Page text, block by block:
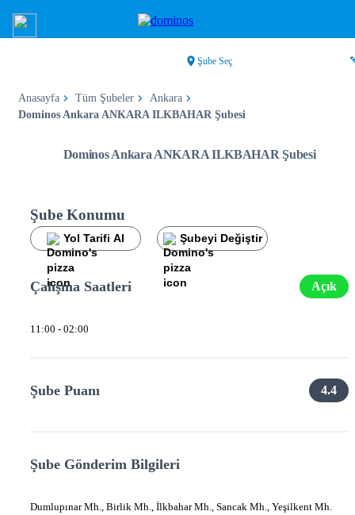
Şube Seç
Anasayfa Tüm Şubeler
Ankara
Dominos Ankara ANKARA ILKBAHAR Şubesi
Dominos Ankara ANKARA ILKBAHAR Şubesi
Şube Konumu
Yol Tarifi Al Şubeyi Değiştir
Çalışma Saatleri Açık
11:00 - 02:00
Şube Puanı 4.4
Şube Gönderim Bilgileri
Dumlupınar Mh., Birlik Mh., İlkbahar Mh., Sancak Mh., Yeşilkent Mh.